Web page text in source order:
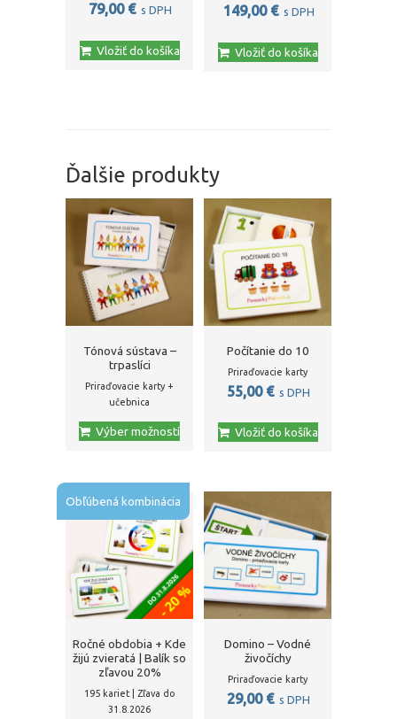
79,00 € s DPH
Vložiť do košíka
149,00 € s DPH
Vložiť do košíka
Ďalšie produkty
Tónová sústava –
trpaslíci
Priraďovacie karty +
učebnica
Výber možností
Počítanie do 10
Priraďovacie karty
55,00 € s DPH
Vložiť do košíka
Obľúbená kombinácia
Ročné obdobia + Kde
žijú zvieratá | Balík so
zľavou 20%
195 kariet | Zľava do
31.8.2026
Domino – Vodné
živočíchy
Priraďovacie karty
29,00 € s DPH